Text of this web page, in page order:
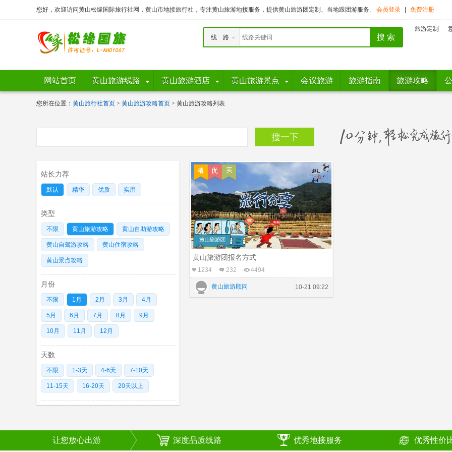
您好，欢迎访问黄山松缘国际旅行社网，黄山市地接旅行社，专注黄山旅游地接服务，提供黄山旅游团定制、当地跟团游服务. 会员登录 免费注册
旅游定制
线 路
网站首页 黄山旅游线路 黄山旅游酒店 黄山旅游景点 会议旅游 旅游指南 旅游攻略
您所在位置： 黄山旅行社首页 > 黄山旅游攻略首页 > 黄山旅游攻略列表
站长力荐
默认 精华 优质 实用
类型
不限 黄山旅游攻略 黄山自助游攻略
黄山自驾游攻略 黄山住宿攻略
黄山景点攻略
月份
不限 1月 2月 3月 4月
5月 6月 7月 8月 9月
10月 11月 12月
天数
不限 1-3天 4-6天 7-10天
11-15天 16-20天 20天以上
黄山旅游团报名方式
1234 232 4494
黄山旅游顾问 10-21 09:22
让您放心出游 深度品质线路 优秀地接服务 优秀性价